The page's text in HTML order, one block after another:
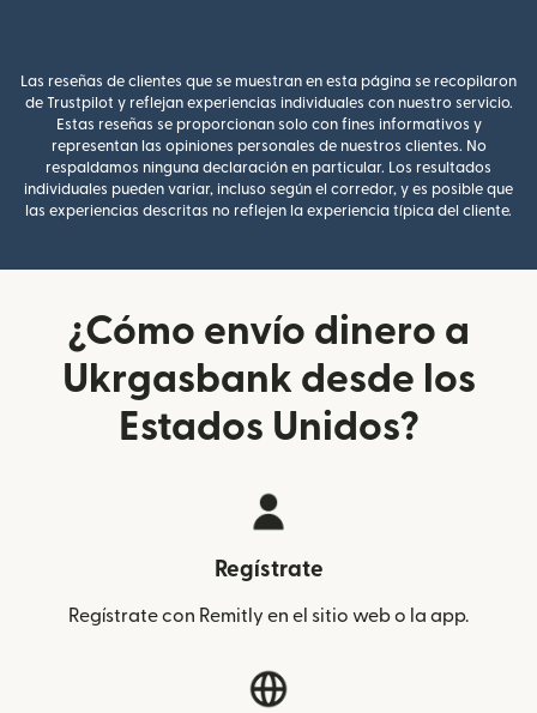
Las reseñas de clientes que se muestran en esta página se recopilaron
de Trustpilot y reflejan experiencias individuales con nuestro servicio.
Estas reseñas se proporcionan solo con fines informativos y
representan las opiniones personales de nuestros clientes. No
respaldamos ninguna declaración en particular. Los resultados
individuales pueden variar, incluso según el corredor, y es posible que
las experiencias descritas no reflejen la experiencia típica del cliente.
¿Cómo envío dinero a
Ukrgasbank desde los
Estados Unidos?
Regístrate
Regístrate con Remitly en el sitio web o la app.